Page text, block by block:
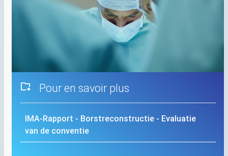
Pour en savoir plus
IMA-Rapport - Borstreconstructie - Evaluatie
van de conventie